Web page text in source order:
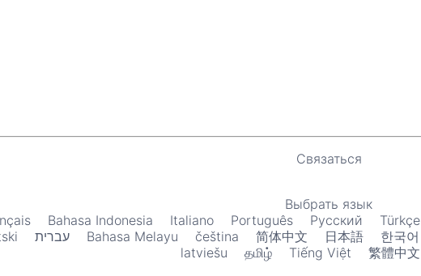
Связаться
Выбрать язык
Bahasa Indonesia Italiano Português Русский Türkçe
עברית Bahasa Melayu čeština 简体中文 日本語 한국어
latviešu
தமிழ் Tiếng Việt 繁體中文